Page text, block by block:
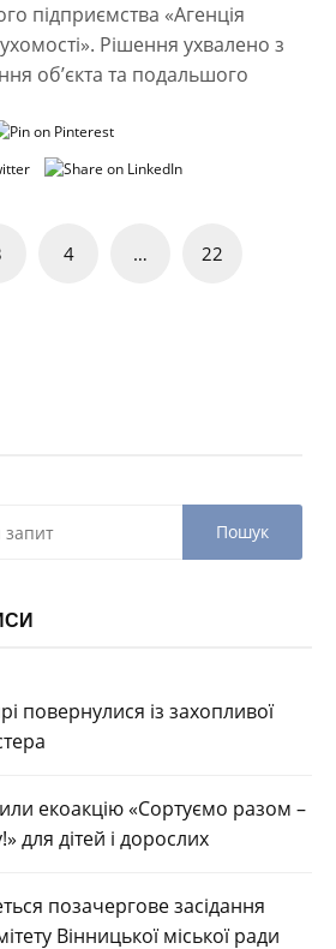
повернулися із захопливої
екоакцію «Сортуємо разом –
для дітей і дорослих
позачергове засідання
Вінницької міської ради
підприємства «Агенція
Рішення ухвалено з
об’єкта та подальшого
4 … 22